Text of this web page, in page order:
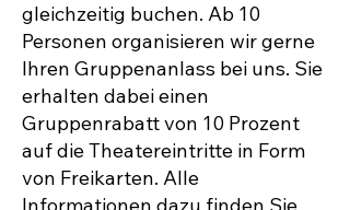
gleichzeitig buchen. Ab 10
Personen organisieren wir gerne
Ihren Gruppenanlass bei uns. Sie
erhalten dabei einen
Gruppenrabatt von 10 Prozent
auf die Theatereintritte in Form
von Freikarten.​ Alle